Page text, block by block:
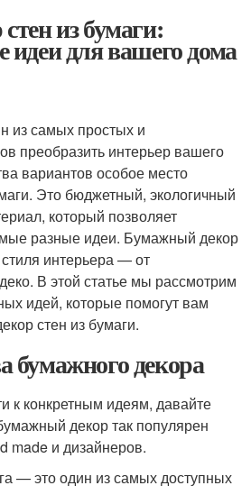
из бумаги:
для вашего дома
из самых простых и
преобразить интерьер вашего
вариантов особое место
Это бюджетный, экологичный
который позволяет
разные идеи. Бумажный декор
интерьера — от
В этой статье мы рассмотрим
идей, которые помогут вам
стен из бумаги.
бумажного декора
к конкретным идеям, давайте
декор так популярен
made и дизайнеров.
— это один из самых доступных